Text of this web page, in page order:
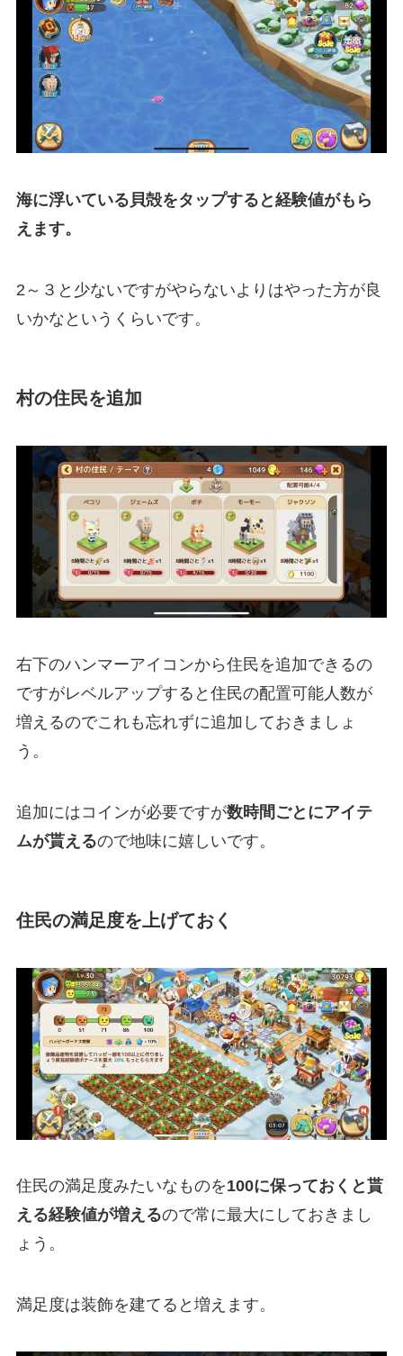
海に浮いている貝殻をタップすると経験値がもら
えます。
2～３と少ないですがやらないよりはやった方が良
いかなというくらいです。
村の住民を追加
右下のハンマーアイコンから住民を追加できるの
ですがレベルアップすると住民の配置可能人数が
増えるのでこれも忘れずに追加しておきましょ
う。
追加にはコインが必要ですが数時間ごとにアイテ
ムが貰えるので地味に嬉しいです。
住民の満足度を上げておく
住民の満足度みたいなものを100に保っておくと貰
える経験値が増えるので常に最大にしておきまし
ょう。
満足度は装飾を建てると増えます。